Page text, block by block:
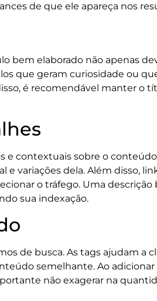
de que ele apareça nos
bem elaborado não apenas
que geram curiosidade ou
é recomendável manter o
e contextuais sobre o
variações dela. Além disso,
o tráfego. Uma
sua indexação.
de busca. As tags ajudam a
semelhante. Ao adicionar
não exagerar na